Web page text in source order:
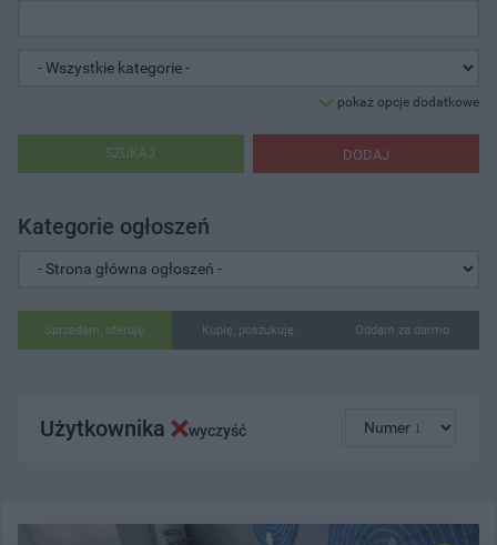
pokaż opcje dodatkowe
DODAJ
SZUKAJ
Kategorie ogłoszeń
Sprzedam, oferuję Kupię, poszukuję Oddam za darmo
Użytkownika wyczyść